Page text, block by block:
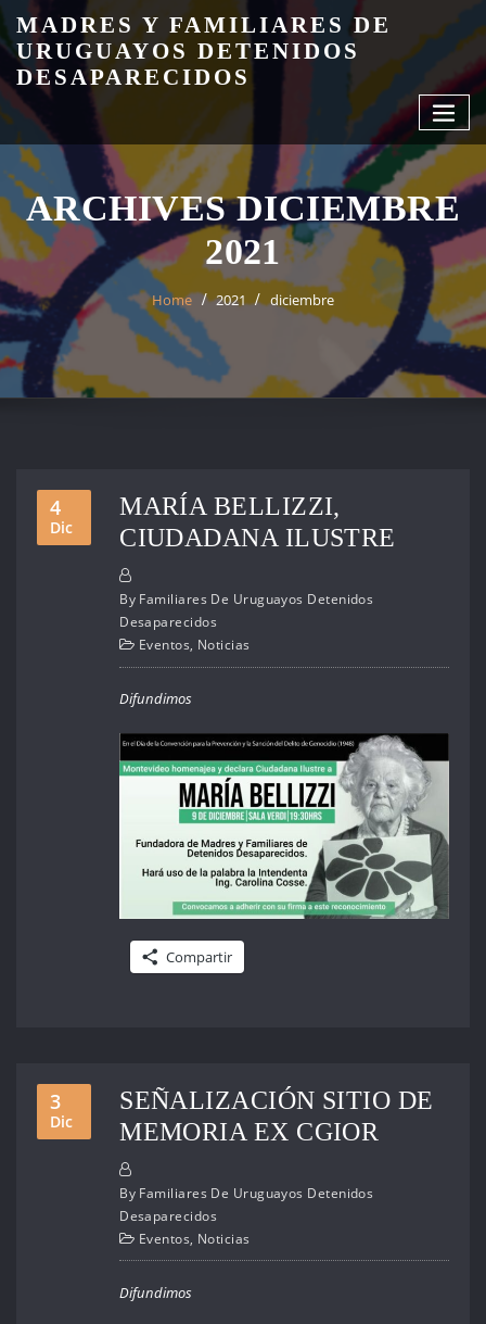
Skip
to
content
MADRES Y FAMILIARES DE
URUGUAYOS DETENIDOS
DESAPARECIDOS
ARCHIVES DICIEMBRE
2021
Home 2021 diciembre
4
Dic
MARÍA BELLIZZI,
CIUDADANA ILUSTRE
By Familiares De Uruguayos Detenidos
Desaparecidos
Eventos, Noticias
Difundimos
Compartir
3
Dic
SEÑALIZACIÓN SITIO DE
MEMORIA EX CGIOR
By Familiares De Uruguayos Detenidos
Desaparecidos
Eventos, Noticias
Difundimos